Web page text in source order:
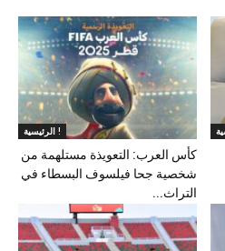
الرئيسية !
كأس العرب: التعويذة مستلهمة من
شخصية جحا فيلسوف البسطاء في
التراث...